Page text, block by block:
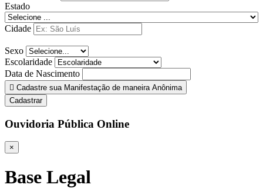
Estado
Cidade
Sexo
Escolaridade
Data de Nascimento
Cadastre sua Manifestação de maneira Anônima
Cadastrar
Ouvidoria Pública Online
×
Base Legal